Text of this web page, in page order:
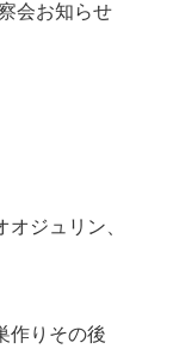
会お知らせ
ジュリン、
作りその後